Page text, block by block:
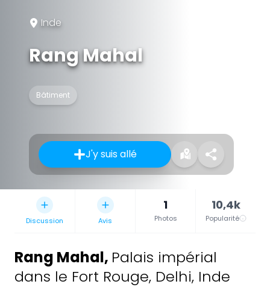
Inde
Rang Mahal
Bâtiment
J'y suis allé
Discussion Avis
1
Photos
10,4k
Popularité
Rang Mahal, Palais impérial
dans le Fort Rouge, Delhi, Inde